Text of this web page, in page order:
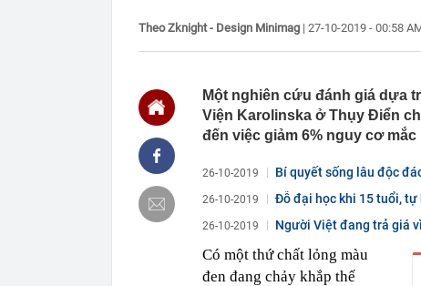
11:34
Lợi nhuận
ty mẹ sắp chi
bảng, hạng 1
11:24
Công an xác
đồng vào lúc 16
Fed tăng lãi
11:23
Giá vàng tăng
5 loại thông
tránh bỏ lỡ
11:17
Giá vàng nhẫn
11:12
Khu nghỉ dưỡng
Theo Zknight - Design Minimag | 27-10-2019 - 00:58
Một nghiên cứu đánh giá dựa
Viện Karolinska ở Thụy Điển
đến việc giảm 6% nguy cơ
26-10-2019 Bí quyết sống lâu độc
26-10-2019
Đỗ đại học khi 15 tuổi, tự
26-10-2019 Người Việt đang trả giá
Có một thứ chất lỏng màu
đen đang chảy khắp thế